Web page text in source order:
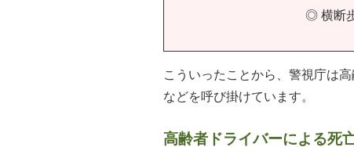
◎ 横断
こういったことから、警視庁は
などを呼び掛けています。
高齢者ドライバーによる死